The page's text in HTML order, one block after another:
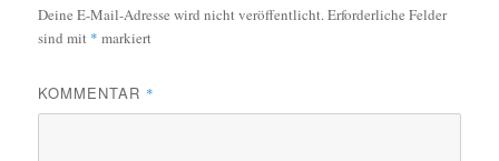
Deine E-Mail-Adresse wird nicht veröffentlicht.Erforderliche Felder
sind mit * markiert
KOMMENTAR *